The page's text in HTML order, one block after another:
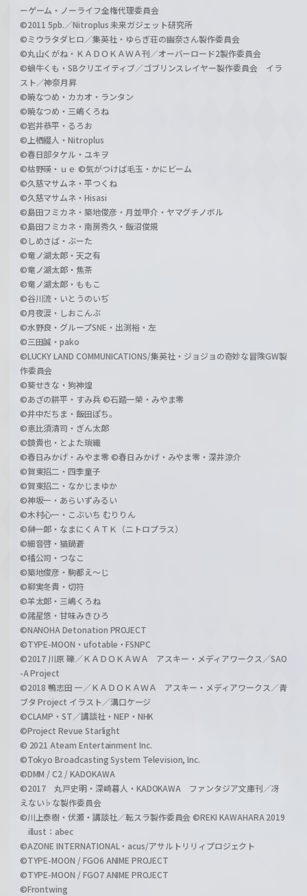
ーゲーム・ノーライフ全権代理委員会
©2011 5pb.／Nitroplus 未来ガジェット研究所
©ミウラタダヒロ／集英社・ゆらぎ荘の幽奈さん製作委員会
©丸山くがね・ＫＡＤＯＫＡＷＡ刊／オーバーロード2製作委員会
©蝸牛くも・SBクリエイティブ／ゴブリンスレイヤー製作委員会 イラ
スト／神奈月昇
©暁なつめ・カカオ・ランタン
©暁なつめ・三嶋くろね
©岩井恭平・るろお
©上栖綴人・Nitroplus
©春日部タケル・ユキヲ
©枯野瑛・ｕｅ ©気がつけば毛玉・かにビーム
©久慈マサムネ・平つくね
©久慈マサムネ・Hisasi
©島田フミカネ・築地俊彦・月並甲介・ヤマグチノボル
©島田フミカネ・南房秀久・飯沼俊規
©しめさば・ぶーた
©竜ノ湖太郎・天之有
©竜ノ湖太郎・焦茶
©竜ノ湖太郎・ももこ
©谷川流・いとうのいぢ
©月夜涙・しおこんぶ
©水野良・グループSNE・出渕裕・左
©三田誠・pako
©LUCKY LAND COMMUNICATIONS/集英社・ジョジョの奇妙な冒険GW製
作委員会
©葵せきな・狗神煌
©あざの耕平・すみ兵 ©石踏一榮・みやま零
©井中だちま・飯田ぽち。
©恵比須清司・ぎん太郎
©鏡貴也・とよた瑣織
©春日みかげ・みやま零 ©春日みかげ・みやま零・深井涼介
©賀東招二・四季童子
©賀東招二・なかじまゆか
©神坂一・あらいずみるい
©木村心一・こぶいち むりりん
©榊一郎・なまにくＡＴＫ（ニトロプラス）
©細音啓・猫鍋蒼
©橘公司・つなこ
©築地俊彦・駒都え～じ
©柳実冬貴・切符
©羊太郎・三嶋くろね
©諸星悠・甘味みきひろ
©NANOHA Detonation PROJECT
©TYPE-MOON・ufotable・FSNPC
©2017 川原 礫／ＫＡＤＯＫＡＷＡ アスキー・メディアワークス／SAO
-A Project
©2018 鴨志田 一／ＫＡＤＯＫＡＷＡ アスキー・メディアワークス／青
ブタ Project イラスト／溝口ケージ
©CLAMP・ST／講談社・NEP・NHK
©Project Revue Starlight
© 2021 Ateam Entertainment Inc.
©Tokyo Broadcasting System Television, Inc.
©DMM / C2 / KADOKAWA
©2017 丸戸史明・深崎暮人・KADOKAWA ファンタジア文庫刊／冴
えない♭な製作委員会
©川上泰樹・伏瀬・講談社／転スラ製作委員会 ©REKI KAWAHARA 2019
illust：abec
©AZONE INTERNATIONAL・acus/アサルトリリィプロジェクト
©TYPE-MOON / FGO6 ANIME PROJECT
©TYPE-MOON / FGO7 ANIME PROJECT
©Frontwing